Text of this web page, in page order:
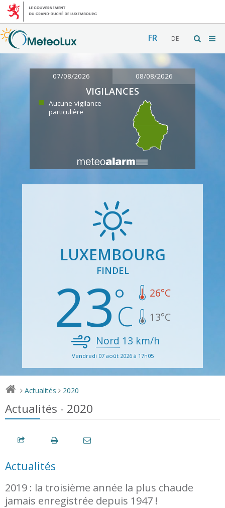
FR DE
07/08/2026 08/08/2026
VIGILANCES
Aucune vigilance
particulière
LUXEMBOURG
FINDEL
23 26°C
13°C
Nord 13 km/h
Vendredi 07 août 2026 à 17h05
> Actualités > 2020
Actualités - 2020
Actualités
2019 : la troisième année la plus chaude
jamais enregistrée depuis 1947 !